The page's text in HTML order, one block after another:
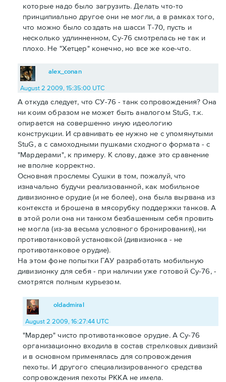
которые надо было загрузить. Делать что-то
принципиально другое они не могли, а в рамках того,
что можно было создать на шасси Т-70, пусть и
несколько удлинненном, Су-76 смотрелась не так и
плохо. Не "Хетцер" конечно, но все же кое-что.
alex_conan
August 2 2009, 15:35:00 UTC
А откуда следует, что СУ-76 - танк сопровождения? Она
ни коим образом не может быть аналогом StuG, т.к.
опирается на совершенно иную идеологию
конструкции. И сравнивать ее нужно не с упомянутыми
StuG, а с самоходными пушками сходного формата - с
"Мардерами", к примеру. К слову, даже это сравнение
не вполне корректно.
Основная прослемы Сушки в том, пожалуй, что
изначально будучи реализованной, как мобильное
дивизионное орудие (и не более), она была вырвана из
контекста и брошена в мясорубку поддержки танков. А
в этой роли она ни танком безбашенным себя провить
не могла (из-за весьма условного бронирования), ни
противотанковой установкой (дивизионка - не
противотанковое орудие).
На этом фоне попытки ГАУ разработать мобильную
дивизионку для себя - при наличии уже готовой Су-76, -
смотрятся полным курьезом.
oldadmiral
August 2 2009, 16:27:44 UTC
"Мардер" чисто противотанковое орудие. А Су-76
организационно входила в состав стрелковых дивизий
и в основном применялась для сопровождения
пехоты. И другого специализированного средства
сопровождения пехоты РККА не имела.